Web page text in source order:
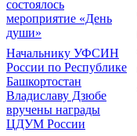
состоялось
мероприятие «День
души»
Начальнику УФСИН
России по Республике
Башкортостан
Владиславу Дзюбе
вручены награды
ЦДУМ России